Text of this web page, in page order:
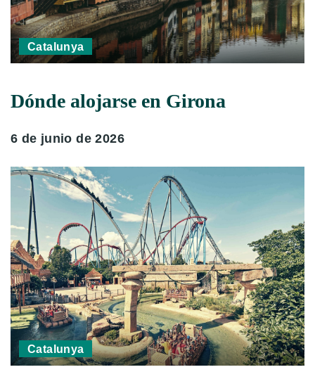
Catalunya
Dónde alojarse en Girona
6 de junio de 2026
Catalunya